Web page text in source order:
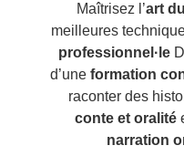
Maîtrisez l’art
meilleures
professionnel·le
d’une formation
raconter des
conte et oralité
narration